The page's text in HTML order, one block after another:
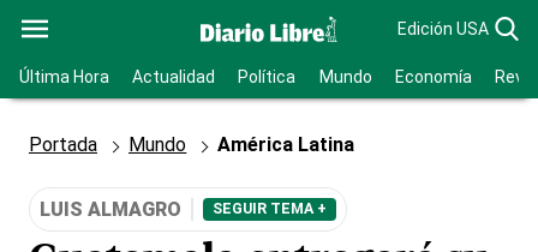
Edición USA
Última Hora Actualidad Política Mundo Economía
Portada Mundo América Latina
LUIS ALMAGRO SEGUIR TEMA +